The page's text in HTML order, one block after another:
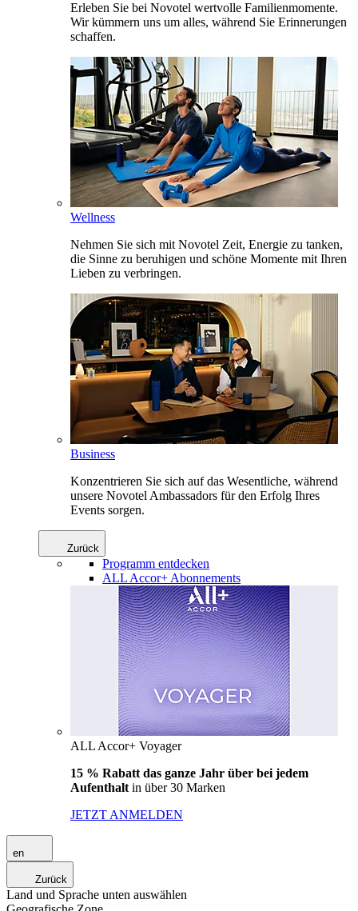
Erleben Sie bei Novotel wertvolle Familienmomente.
Wir kümmern uns um alles, während Sie Erinnerungen
schaffen.
Wellness
Nehmen Sie sich mit Novotel Zeit, Energie zu tanken,
die Sinne zu beruhigen und schöne Momente mit Ihren
Lieben zu verbringen.
Business
Konzentrieren Sie sich auf das Wesentliche, während
unsere Novotel Ambassadors für den Erfolg Ihres
Events sorgen.
Zurück
Programm entdecken
ALL Accor+ Abonnements
ALL Accor+ Voyager
15 % Rabatt das ganze Jahr über bei jedem
Aufenthalt in über 30 Marken
JETZT ANMELDEN
en
Zurück
Land und Sprache unten auswählen